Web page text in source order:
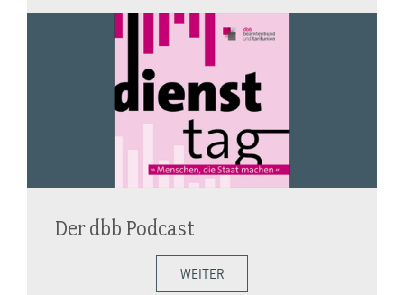
Der dbb Podcast
WEITER